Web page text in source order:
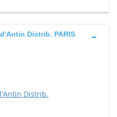
Distrib. PARIS
Distrib.